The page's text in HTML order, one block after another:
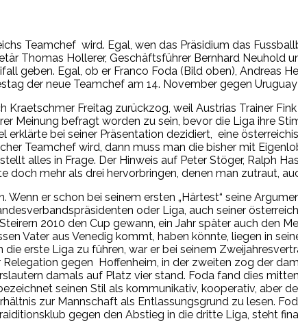
Teamchef wird. Egal, wen das Präsidium das
Thomas Hollerer, Geschäftsführer Bernhard Neuhold
geben. Egal, ob er Franco Foda (Bild oben), Andreas
der neue Teamchef am 14. November gegen
Freitag zurückzog, weil Austrias Trainer
Meinung befragt worden zu sein, bevor die Liga ihre
bei seiner Präsentation dezidiert, eine
Teamchef wird, dann muss man die bisher mit
alles in Frage. Der Hinweis auf Peter Stöger, Ralph
mehr als drei hervorbringen, denen man zutraut,
er schon bei seinem ersten „Härtest“ seine
oder Liga, auch seiner
2010 den Cup gewann, ein Jahr später auch den
Vater aus Venedig kommt, haben könnte, liegen in
erste Liga zu führen, war er bei seinem
gegen Hoffenheim, in der zweiten zog der
damals auf Platz vier stand. Foda fand dies
seinen Stil als kommunikativ, kooperativ, aber
zur Mannschaft als Entlassungsgrund zu lesen.
gegen den Abstieg in die dritte Liga, steht